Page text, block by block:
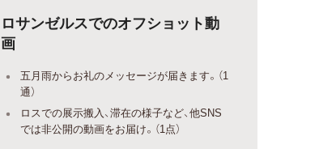
ロサンゼルスでのオフショット動
画
五月雨からお礼のメッセージが届きます。（1
通）
ロスでの展示搬入、滞在の様子など、他SNS
では非公開の動画をお届け。（1点）